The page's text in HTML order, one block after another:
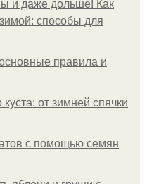
и даже дольше! Как
способы для
правила и
от зимней спячки
с помощью семян